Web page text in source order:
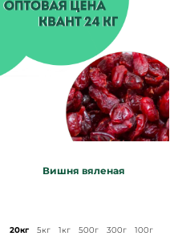
Вишня вяленая
20кг 5кг 1кг 500г 300г 100г